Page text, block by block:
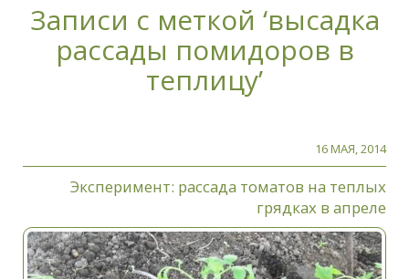
Записи с меткой ‘высадка
рассады помидоров в
теплицу’
16 МАЯ, 2014
Эксперимент: рассада томатов на теплых
грядках в апреле